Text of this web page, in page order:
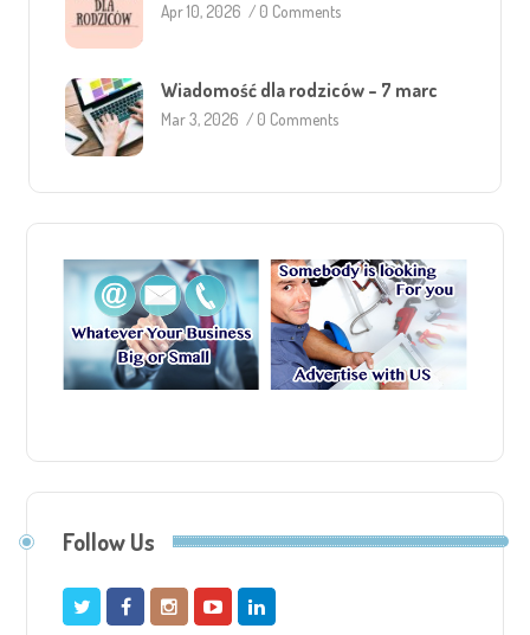
Apr 10, 2026 / 0 Comments
Wiadomość dla rodziców – 7 marc
Mar 3, 2026 / 0 Comments
Follow Us